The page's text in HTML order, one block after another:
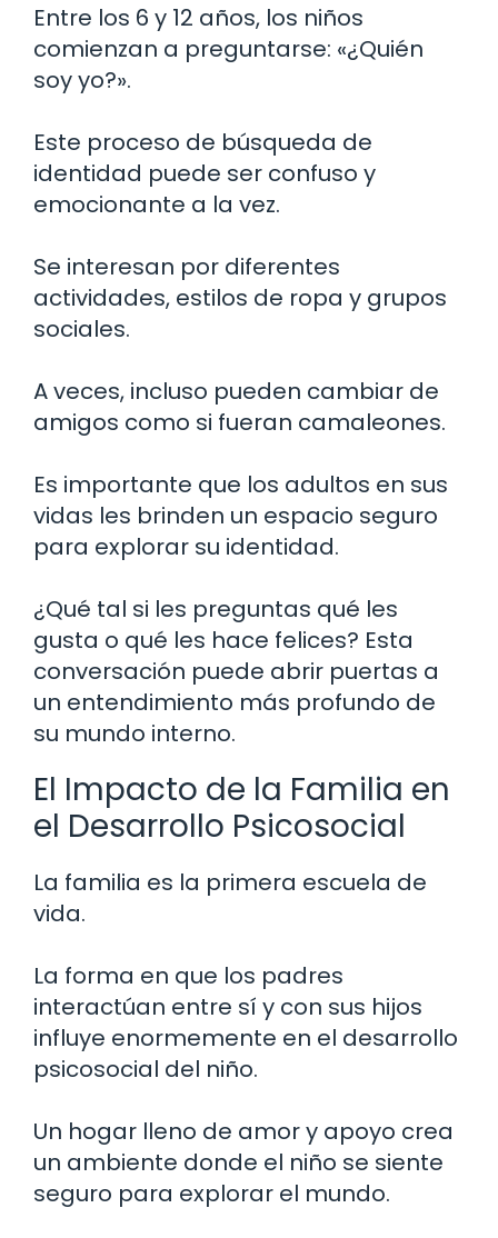
Entre los 6 y 12 años, los niños
comienzan a preguntarse: «¿Quién
soy yo?».
Este proceso de búsqueda de
identidad puede ser confuso y
emocionante a la vez.
Se interesan por diferentes
actividades, estilos de ropa y grupos
sociales.
A veces, incluso pueden cambiar de
amigos como si fueran camaleones.
Es importante que los adultos en sus
vidas les brinden un espacio seguro
para explorar su identidad.
¿Qué tal si les preguntas qué les
gusta o qué les hace felices? Esta
conversación puede abrir puertas a
un entendimiento más profundo de
su mundo interno.
El Impacto de la Familia en
el Desarrollo Psicosocial
La familia es la primera escuela de
vida.
La forma en que los padres
interactúan entre sí y con sus hijos
influye enormemente en el desarrollo
psicosocial del niño.
Un hogar lleno de amor y apoyo crea
un ambiente donde el niño se siente
seguro para explorar el mundo.